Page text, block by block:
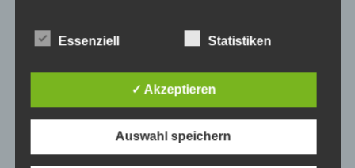
Details
d) Einschränkung der Verarbeitung
ihre künftige Verarbeitung einzuschränken.
e) Profiling
Essenziell Statistiken
✓ Akzeptieren
Auswahl speichern